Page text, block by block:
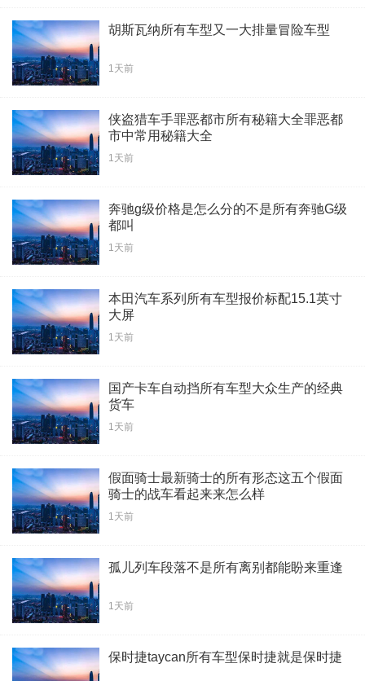
胡斯瓦纳所有车型又一大排量冒险车型
1天前
侠盗猎车手罪恶都市所有秘籍大全罪恶都
市中常用秘籍大全
1天前
奔驰g级价格是怎么分的不是所有奔驰G级
都叫
1天前
本田汽车系列所有车型报价标配15.1英寸
大屏
1天前
国产卡车自动挡所有车型大众生产的经典
货车
1天前
假面骑士最新骑士的所有形态这五个假面
骑士的战车看起来来怎么样
1天前
孤儿列车段落不是所有离别都能盼来重逢
1天前
保时捷taycan所有车型保时捷就是保时捷